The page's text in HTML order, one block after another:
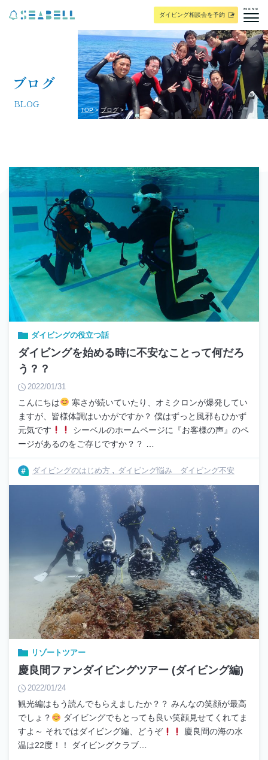
ダイビング相談会を予約
MENU
ブログ
BLOG TOP ブログ
ダイビングの役立つ話
ダイビングを始める時に不安なことって何だろ
う？？
2022/01/31
こんにちは
寒さが続いていたり、オミクロンが爆発してい
ますが、皆様体調はいかがですか？ 僕はずっと風邪もひかず
元気です
シーベルのホームページに『お客様の声』のペ
ージがあるのをご存じですか？？ …
ダイビングのはじめ方 ダイビング悩み ダイビング不安
リゾートツアー
慶良間ファンダイビングツアー (ダイビング編)
2022/01/24
観光編はもう読んでもらえましたか？？ みんなの笑顔が最高
でしょ？
ダイビングでもとっても良い笑顔見せてくれてま
すよ～ それではダイビング編、どうぞ
慶良間の海の水
温は22度！！ ダイビングクラブ…